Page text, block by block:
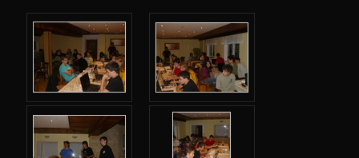
Podzimní 2024
Jarní 2024
Podzimní 2023
Podzimní 2022